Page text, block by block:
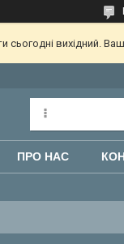
вихідний.
ПРО НАС